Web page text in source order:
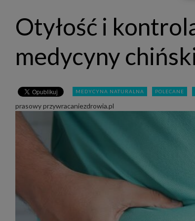
Otyłość i
medycyny
MEDYCYNA NATURALNA POLECANE
prasowy przywracaniezdrowia.pl